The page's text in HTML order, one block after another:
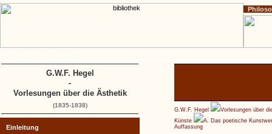
G.W.F. Hegel
Vorlesungen über
Künste
A. Das poetische
Auffassung
Einleitung
G.W.F. Hegel
-
Vorlesungen über die Ästhetik
(1835-1838)